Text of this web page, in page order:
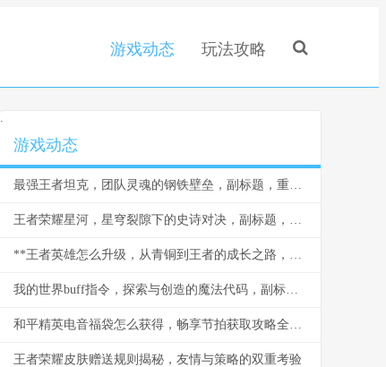
游戏动态 玩法攻略
.
游戏动态
最强王者坦克，团队灵魂的钢铁壁垒，副标题，重装战士的荣耀与智慧
王者荣耀星河，星穹裂隙下的史诗对决，副标题，当群星闪耀王者峡谷
**王者英雄怎么升级，从青铜到王者的成长之路，副标题，资深玩家的深度解析与实战心得**
我的世界buff指令，探索与创造的魔法代码，副标题，资深玩家的指令进阶指南
和平精英电音福袋怎么获得，畅享节拍获取攻略全解析
王者荣耀皮肤赠送规则揭秘，友情与策略的双重考验